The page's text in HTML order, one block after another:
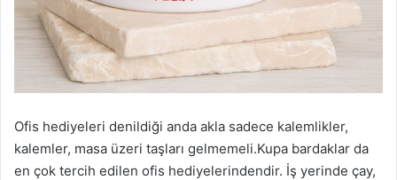
Ofis hediyeleri denildiği anda akla sadece kalemlikler,
kalemler, masa üzeri taşları gelmemeli.Kupa bardaklar da
en çok tercih edilen ofis hediyelerindendir. İş yerinde çay,